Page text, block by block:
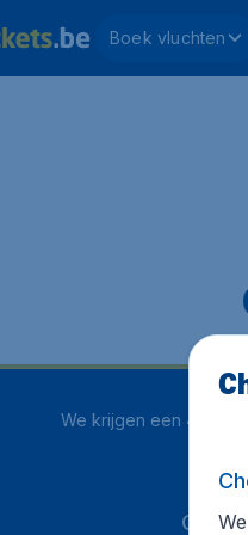
Boek vluchten
We krijgen een 4.1 uit 5